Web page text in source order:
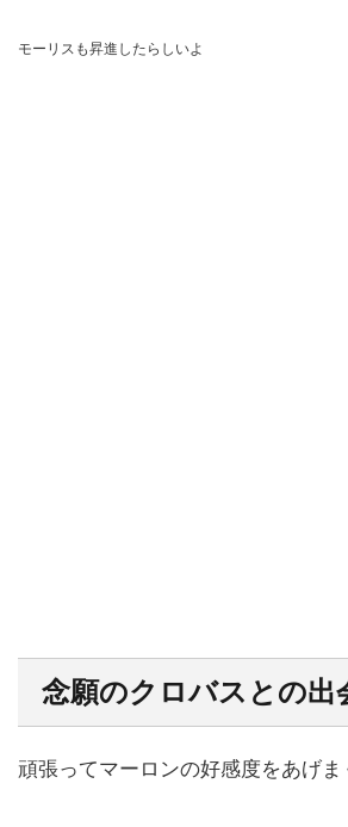
モーリスも昇進したらしいよ
念願のクロバスとの出
頑張ってマーロンの好感度をあげま